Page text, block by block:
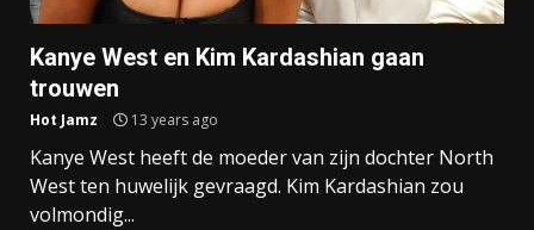
Kanye West en Kim Kardashian gaan
trouwen
Hot Jamz 13 years ago
Kanye West heeft de moeder van zijn dochter North
West ten huwelijk gevraagd. Kim Kardashian zou
volmondig...